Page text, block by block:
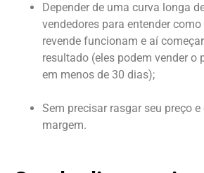
Depender de uma curva longa
vendedores para entender
revende funcionam e aí
resultado (eles podem vender o
em menos de 30 dias);
Sem precisar rasgar seu preço
margem.